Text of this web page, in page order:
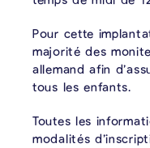
Pour cette
majorité des
allemand afin
tous les enfants.
Toutes les
modalités